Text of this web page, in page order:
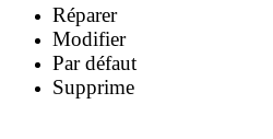
Réparer
Modifier
Par défaut
Supprime